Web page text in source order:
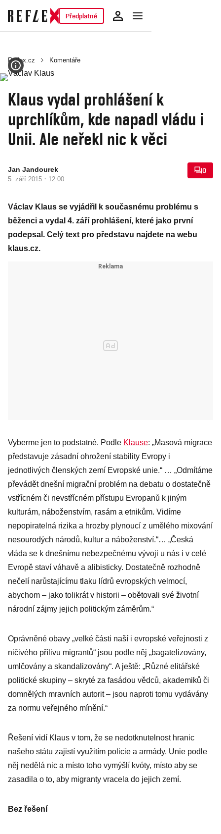
Předplatné
Reflex.cz Komentáře
Klaus vydal prohlášení k
uprchlíkům, kde napadl vládu i
Unii. Ale neřekl nic k věci
Jan Jandourek
5. září 2015 · 12:00
0
Václav Klaus se vyjádřil k současnému problému s
běženci a vydal 4. září prohlášení, které jako první
podepsal. Celý text pro představu najdete na webu
klaus.cz.
Vyberme jen to podstatné. Podle Klause: „Masová migrace
představuje zásadní ohrožení stability Evropy i
jednotlivých členských zemí Evropské unie.“ … „Odmítáme
převádět dnešní migrační problém na debatu o dostatečně
vstřícném či nevstřícném přístupu Evropanů k jiným
kulturám, náboženstvím, rasám a etnikům. Vidíme
nepopiratelná rizika a hrozby plynoucí z umělého mixování
nesourodých národů, kultur a náboženství.“… „Česká
vláda se k dnešnímu nebezpečnému vývoji u nás i v celé
Evropě staví váhavě a alibisticky. Dostatečně rozhodně
nečelí narůstajícímu tlaku lídrů evropských velmocí,
abychom – jako tolikrát v historii – obětovali své životní
národní zájmy jejich politickým záměrům.“
Oprávněné obavy „velké části naší i evropské veřejnosti z
ničivého přílivu migrantů“ jsou podle něj „bagatelizovány,
umlčovány a skandalizovány“. A ještě: „Různé elitářské
politické skupiny – skryté za fasádou vědců, akademiků či
domnělých mravních autorit – jsou naproti tomu vydávány
za normu veřejného mínění.“
Řešení vidí Klaus v tom, že se nedotknutelnost hranic
našeho státu zajistí využitím policie a armády. Unie podle
něj nedělá nic a místo toho vymýšlí kvóty, místo aby se
zasadila o to, aby migranty vracela do jejich zemí.
Bez řešení